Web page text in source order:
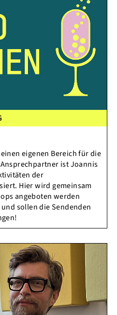
eigenen Bereich für die
ist Joannis
der
Hier wird gemeinsam
angeboten werden
sollen die Sendenden